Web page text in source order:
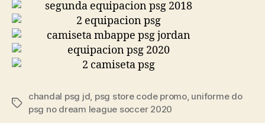
Etiquetas
chandal psg jd, psg store code promo, uniforme do
psg no dream league soccer 2020